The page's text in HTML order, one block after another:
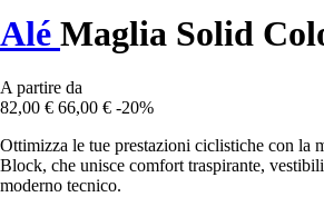
Alé Maglia Solid
A partire da
82,00 € 66,00 € -20%
Ottimizza le tue prestazioni ciclistiche con la
Block, che unisce comfort traspirante,
moderno tecnico.